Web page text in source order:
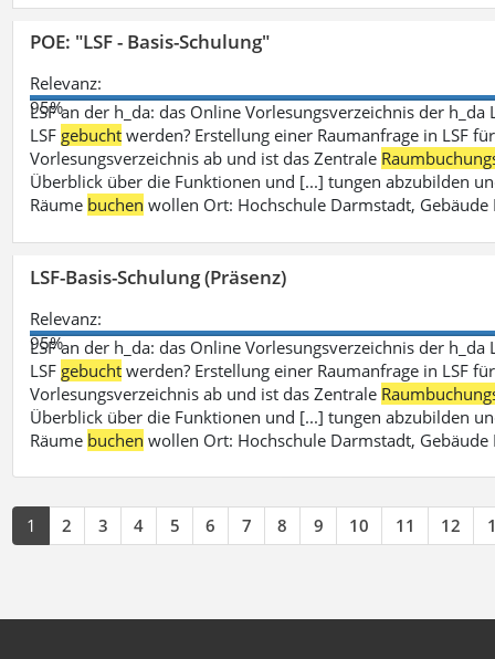
POE: "LSF - Basis-Schulung"
Relevanz:
95%
LSF an der h_da: das Online Vorlesungsverzeichnis der h_da
LSF gebucht werden? Erstellung einer Raumanfrage in LSF
Vorlesungsverzeichnis ab und ist das Zentrale
Überblick über die Funktionen und [...] tungen abzubilden
Räume buchen wollen Ort: Hochschule Darmstadt,
LSF-Basis-Schulung (Präsenz)
Relevanz:
95%
LSF an der h_da: das Online Vorlesungsverzeichnis der h_da
LSF gebucht werden? Erstellung einer Raumanfrage in LSF
Vorlesungsverzeichnis ab und ist das Zentrale
Überblick über die Funktionen und [...] tungen abzubilden
Räume buchen wollen Ort: Hochschule Darmstadt,
1 2 3 4 5 6 7 8 9 10 11 12